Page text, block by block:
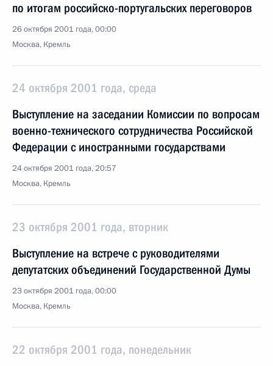
по итогам российско-португальских переговоров
26 октября 2001 года, 00:00
Москва, Кремль
24 октября 2001 года, среда
Выступление на заседании Комиссии по вопросам
военно-технического сотрудничества Российской
Федерации с иностранными государствами
24 октября 2001 года, 20:57
Москва, Кремль
23 октября 2001 года, вторник
Выступление на встрече с руководителями
депутатских объединений Государственной Думы
23 октября 2001 года, 00:00
Москва, Кремль
22 октября 2001 года, понедельник